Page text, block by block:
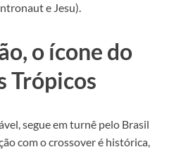
e Jesu).
o ícone do
Trópicos
segue em turnê pelo Brasil
com o crossover é histórica,